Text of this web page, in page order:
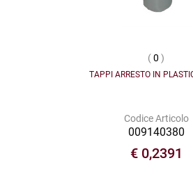
(0 )
TAPPI ARRESTO IN
Codice Articolo
009140380
€ 0,2391